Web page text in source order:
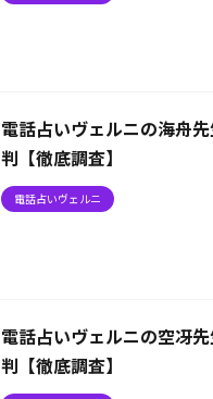
電話占いヴェルニの海舟
判【徹底調査】
電話占いヴェルニ
電話占いヴェルニの空冴
判【徹底調査】